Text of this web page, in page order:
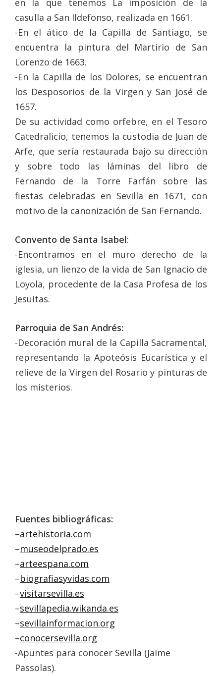
en la que tenemos La imposición de la
casulla a San Ildefonso, realizada en 1661.
-En el ático de la Capilla de Santiago, se
encuentra la pintura del Martirio de San
Lorenzo de 1663.
-En la Capilla de los Dolores, se encuentran
los Desposorios de la Virgen y San José de
1657.
De su actividad como orfebre, en el Tesoro
Catedralicio, tenemos la custodia de Juan de
Arfe, que sería restaurada bajo su dirección
y sobre todo las láminas del libro de
Fernando de la Torre Farfán sobre las
fiestas celebradas en Sevilla en 1671, con
motivo de la canonización de San Fernando.
Convento de Santa Isabel:
-Encontramos en el muro derecho de la
iglesia, un lienzo de la vida de San Ignacio de
Loyola, procedente de la Casa Profesa de los
Jesuitas.
Parroquia de San Andrés:
-Decoración mural de la Capilla Sacramental,
representando la Apoteósis Eucarística y el
relieve de la Virgen del Rosario y pinturas de
los misterios.
Fuentes bibliográficas:
–artehistoria.com
–museodelprado.es
–arteespana.com
–biografiasyvidas.com
–visitarsevilla.es
–sevillapedia.wikanda.es
–sevillainformacion.org
–conocersevilla.org
-Apuntes para conocer Sevilla (Jaime
Passolas).